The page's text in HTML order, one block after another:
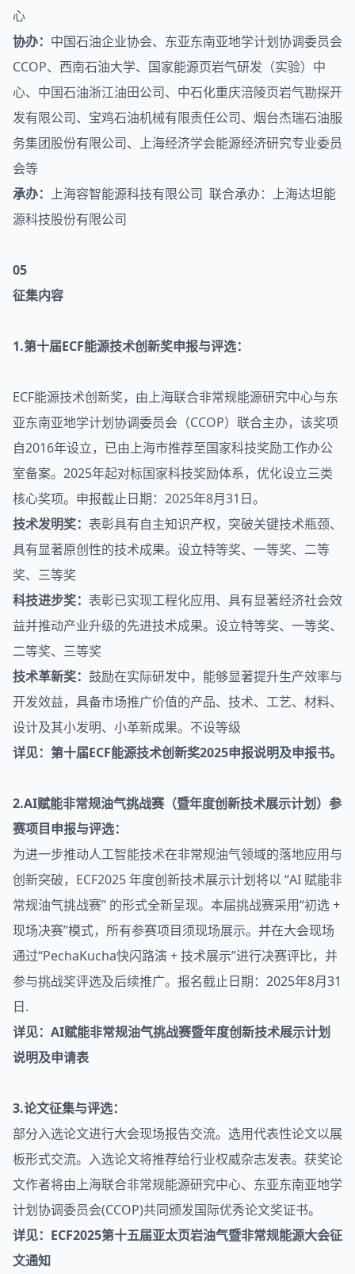
心
协办： 中国石油企业协会、东亚东南亚地学计划协调委员会
CCOP、西南石油大学、国家能源页岩气研发（实验）中
心、中国石油浙江油田公司、中石化重庆涪陵页岩气勘探开
发有限公司、宝鸡石油机械有限责任公司、烟台杰瑞石油服
务集团股份有限公司、上海经济学会能源经济研究专业委员
会等
承办： 上海容智能源科技有限公司 联合承办：上海达坦能
源科技股份有限公司
05
征集内容
1.第十届ECF能源技术创新奖申报与评选：
ECF能源技术创新奖，由上海联合非常规能源研究中心与东
亚东南亚地学计划协调委员会（CCOP）联合主办，该奖项
自2016年设立，已由上海市推荐至国家科技奖励工作办公
室备案。2025年起对标国家科技奖励体系，优化设立三类
核心奖项。申报截止日期：2025年8月31日。
技术发明奖： 表彰具有自主知识产权，突破关键技术瓶颈、
具有显著原创性的技术成果。设立特等奖、一等奖、二等
奖、三等奖
科技进步奖： 表彰已实现工程化应用、具有显著经济社会效
益并推动产业升级的先进技术成果。设立特等奖、一等奖、
二等奖、三等奖
技术革新奖： 鼓励在实际研发中，能够显著提升生产效率与
开发效益，具备市场推广价值的产品、技术、工艺、材料、
设计及其小发明、小革新成果。不设等级
详见：第十届ECF能源技术创新奖2025申报说明及申报书。
2.AI赋能非常规油气挑战赛（暨年度创新技术展示计划）参
赛项目申报与评选：
为进一步推动人工智能技术在非常规油气领域的落地应用与
创新突破，ECF2025 年度创新技术展示计划将以 “AI 赋能非
常规油气挑战赛” 的形式全新呈现。本届挑战赛采用“初选 +
现场决赛”模式，所有参赛项目须现场展示。并在大会现场
通过“PechaKucha快闪路演 + 技术展示”进行决赛评比，并
参与挑战奖评选及后续推广。报名截止日期：2025年8月31
日.
详见：AI赋能非常规油气挑战赛暨年度创新技术展示计划
说明及申请表
3.论文征集与评选：
部分入选论文进行大会现场报告交流。选用代表性论文以展
板形式交流。入选论文将推荐给行业权威杂志发表。获奖论
文作者将由上海联合非常规能源研究中心、东亚东南亚地学
计划协调委员会(CCOP)共同颁发国际优秀论文奖证书。
详见：ECF2025第十五届亚太页岩油气暨非常规能源大会征
文通知